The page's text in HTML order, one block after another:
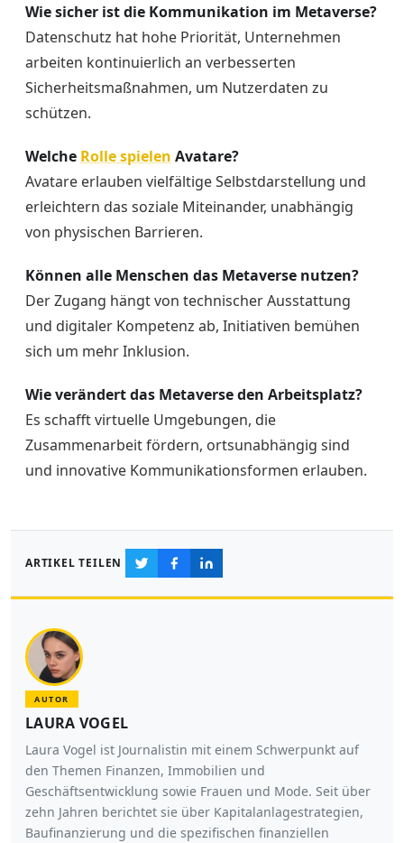
Wie sicher ist die Kommunikation im Metaverse?
Datenschutz hat hohe Priorität, Unternehmen
arbeiten kontinuierlich an verbesserten
Sicherheitsmaßnahmen, um Nutzerdaten zu
schützen.
Welche Rolle spielen Avatare?
Avatare erlauben vielfältige Selbstdarstellung und
erleichtern das soziale Miteinander, unabhängig
von physischen Barrieren.
Können alle Menschen das Metaverse nutzen?
Der Zugang hängt von technischer Ausstattung
und digitaler Kompetenz ab, Initiativen bemühen
sich um mehr Inklusion.
Wie verändert das Metaverse den Arbeitsplatz?
Es schafft virtuelle Umgebungen, die
Zusammenarbeit fördern, ortsunabhängig sind
und innovative Kommunikationsformen erlauben.
ARTIKEL TEILEN
AUTOR
LAURA VOGEL
Laura Vogel ist Journalistin mit einem Schwerpunkt auf
den Themen Finanzen, Immobilien und
Geschäftsentwicklung sowie Frauen und Mode. Seit über
zehn Jahren berichtet sie über Kapitalanlagestrategien,
Baufinanzierung und die spezifischen finanziellen